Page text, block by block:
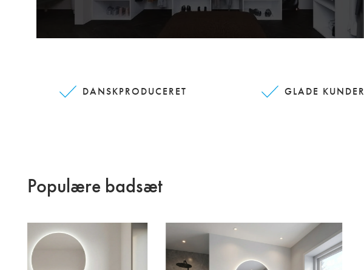
DANSKPRODUCERET GLADE KUNDER
Populære badsæt